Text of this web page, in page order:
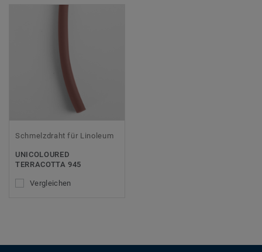
Schmelzdraht für Linoleum
UNICOLOURED
TERRACOTTA 945
Vergleichen